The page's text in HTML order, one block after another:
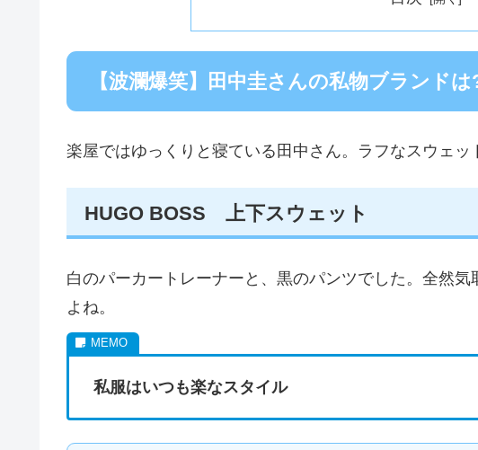
【波瀾爆笑】田中圭さんの私物ブランドは
楽屋ではゆっくりと寝ている田中さん。ラフなスウェッ
HUGO BOSS 上下スウェット
白のパーカートレーナーと、黒のパンツでした。全然
よね。
私服はいつも楽なスタイル